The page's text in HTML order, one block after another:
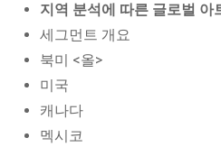
지역 분석에 따른 글로벌 아
세그먼트 개요
북미 <올>
미국
캐나다
멕시코